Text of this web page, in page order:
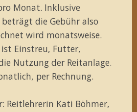
Monat. Inklusive
die Gebühr also
wird monatsweise.
Einstreu, Futter,
Nutzung der Reitanlage.
per Rechnung.
Reitlehrerin Kati Böhmer,